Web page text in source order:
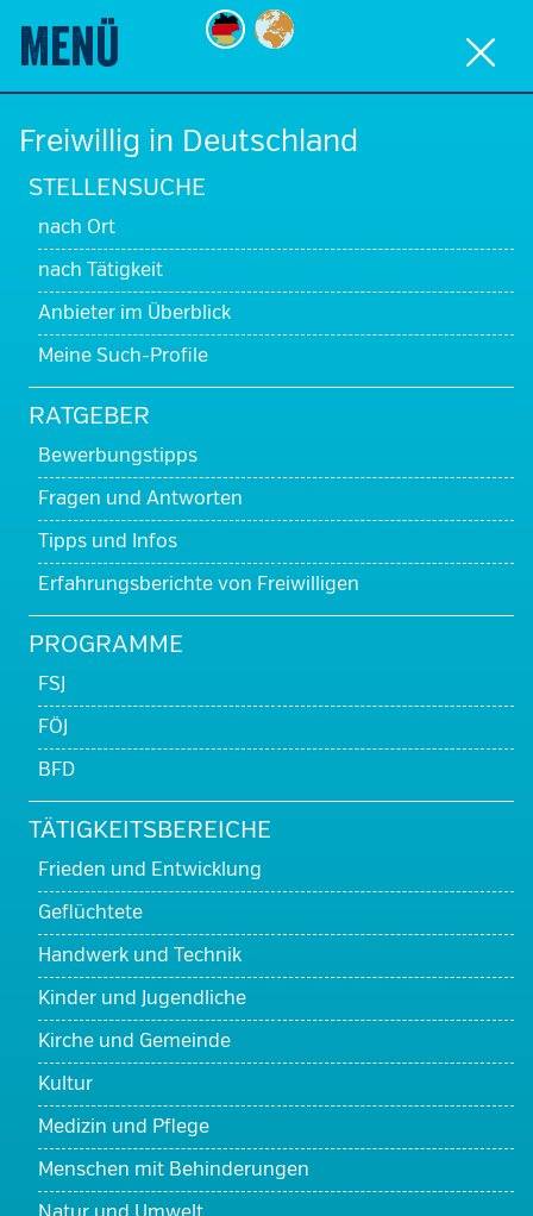
zum
Menü
Hauptnavigation
Freiwillig in Deutschland
STELLENSUCHE
nach Ort
nach Tätigkeit
Anbieter im Überblick
Meine Such-Profile
RATGEBER
Bewerbungstipps
Fragen und Antworten
Tipps und Infos
Erfahrungsberichte von Freiwilligen
PROGRAMME
FSJ
FÖJ
BFD
TÄTIGKEITSBEREICHE
Frieden und Entwicklung
Geflüchtete
Handwerk und Technik
Kinder und Jugendliche
Kirche und Gemeinde
Kultur
Medizin und Pflege
Menschen mit Behinderungen